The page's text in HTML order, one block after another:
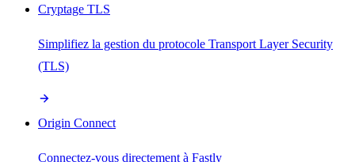
Cryptage TLS
Simplifiez la gestion du protocole Transport Layer Security
(TLS)
Origin Connect
Connectez-vous directement à Fastly